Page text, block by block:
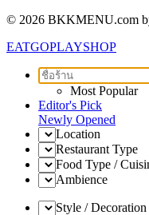
© 2026 BKKMENU.com
EATGOPLAYSHOP
Most Popular
Editor's Pick
Newly Opened
Location
Restaurant Type
Food Type /
Ambience
Style / Decoration